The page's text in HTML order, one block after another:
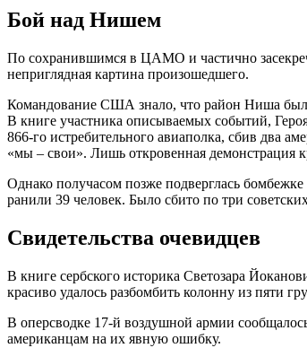
Бой над Нишем
По сохранившимся в ЦАМО и частично
неприглядная картина произошедшего.
Командование США знало, что район Ниша был
В книге участника описываемых событий,
866-го истребительного авиаполка, сбив два
«мы – свои». Лишь откровенная демонстрация
Однако получасом позже подверглась
ранили 39 человек. Было сбито по три
Свидетельства очевидцев
В книге сербского историка Светозара
красиво удалось разбомбить колонну из пяти
В оперсводке 17-й воздушной армии
американцам на их явную ошибку.